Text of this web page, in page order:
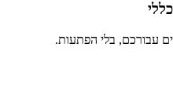
עבורכם, בלי הפתעות.